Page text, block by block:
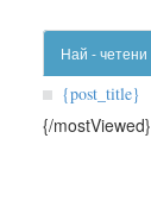
Най - четени
{post_title}
{/mostViewed}